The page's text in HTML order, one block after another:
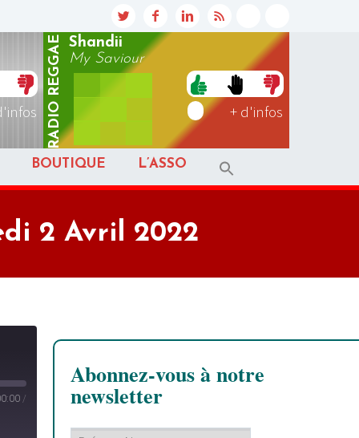
RADIO
REGGAE
Shandii
My Saviour
+ d'infos
BOUTIQUE L’ASSO
2 Avril 2022
/
Abonnez-vous à notre
newsletter